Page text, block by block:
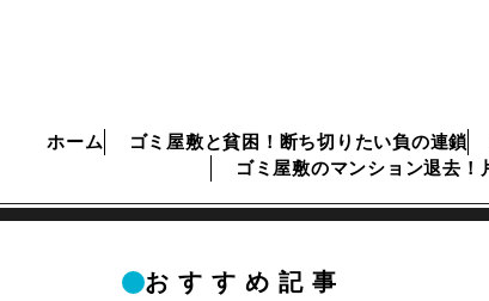
ホーム ゴミ屋敷と貧困！断ち切りたい負の連鎖
ゴミ屋敷のマンション退去！
おすすめ記事